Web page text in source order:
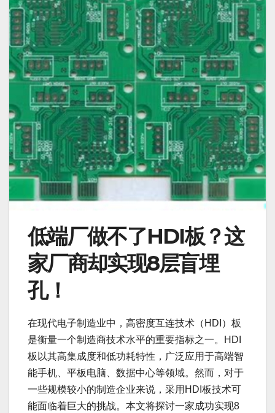
低端厂做不了HDI板？这
家厂商却实现8层盲埋
孔！
在现代电子制造业中，高密度互连技术（HDI）板
是衡量一个制造商技术水平的重要指标之一。HDI
板以其高集成度和低功耗特性，广泛应用于高端智
能手机、平板电脑、数据中心等领域。然而，对于
一些规模较小的制造企业来说，采用HDI板技术可
能面临着巨大的挑战。本文将探讨一家成功实现8